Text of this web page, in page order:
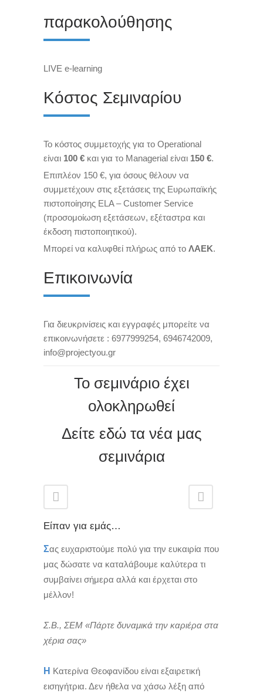
παρακολούθησης
LIVE e-learning
Κόστος Σεμιναρίου
Το κόστος συμμετοχής για το Operational
είναι 100 € και για το Managerial είναι 150 €.
Επιπλέον 150 €, για όσους θέλουν να
συμμετέχουν στις εξετάσεις της Ευρωπαϊκής
πιστοποίησης ΕLA – Customer Service
(προσομοίωση εξετάσεων, εξέταστρα και
έκδοση πιστοποιητικού).
Μπορεί να καλυφθεί πλήρως από το ΛΑΕΚ.
Επικοινωνία
Για διευκρινίσεις και εγγραφές μπορείτε να
επικοινωνήσετε : 6977999254, 6946742009,
info@projectyou.gr
Το σεμινάριο έχει
ολοκληρωθεί
Δείτε εδώ τα νέα μας
σεμινάρια
Είπαν για εμάς…
Σας ευχαριστούμε πολύ για την ευκαιρία που
μας δώσατε να καταλάβουμε καλύτερα τι
συμβαίνει σήμερα αλλά και έρχεται στο
μέλλον!
Σ.Β., ΣΕΜ «Πάρτε δυναμικά την καριέρα στα
χέρια σας»
Η Κατερίνα Θεοφανίδου είναι εξαιρετική
εισηγήτρια. Δεν ήθελα να χάσω λέξη από